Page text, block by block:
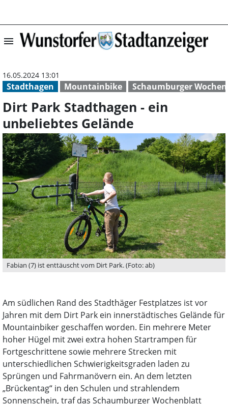
menu Dirt Park
Stadthagen Mountainbike Schaumburger
16.05.2024 13:01
Dirt Park Stadthagen - ein
unbeliebtes Gelände
Fabian (7) ist enttäuscht vom Dirt Park. (Foto: ab)
Am südlichen Rand des Stadthäger Festplatzes ist vor
Jahren mit dem Dirt Park ein innerstädtisches Gelände für
Mountainbiker geschaffen worden. Ein mehrere Meter
hoher Hügel mit zwei extra hohen Startrampen für
Fortgeschrittene sowie mehrere Strecken mit
unterschiedlichen Schwierigkeitsgraden laden zu
Sprüngen und Fahrmanövern ein. An dem letzten
„Brückentag“ in den Schulen und strahlendem
Sonnenschein, traf das Schaumburger Wochenblatt